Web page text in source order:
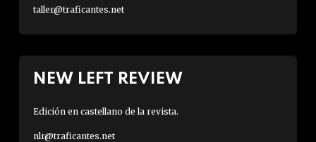
taller@traficantes.net
NEW LEFT REVIEW
Edición en castellano de la revista.
nlr@traficantes.net